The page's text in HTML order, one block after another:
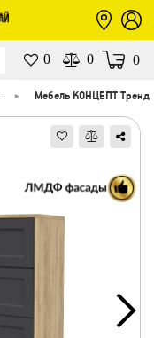
0 0 0
Мебель КОНЦЕПТ Тренд